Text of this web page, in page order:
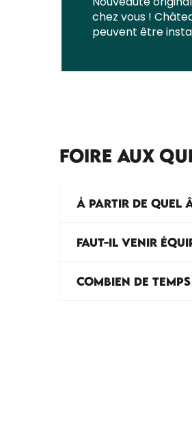
chez vous !
peuvent être
FOIRE AUX
À PARTIR DE QUEL
FAUT-IL VENIR
COMBIEN DE